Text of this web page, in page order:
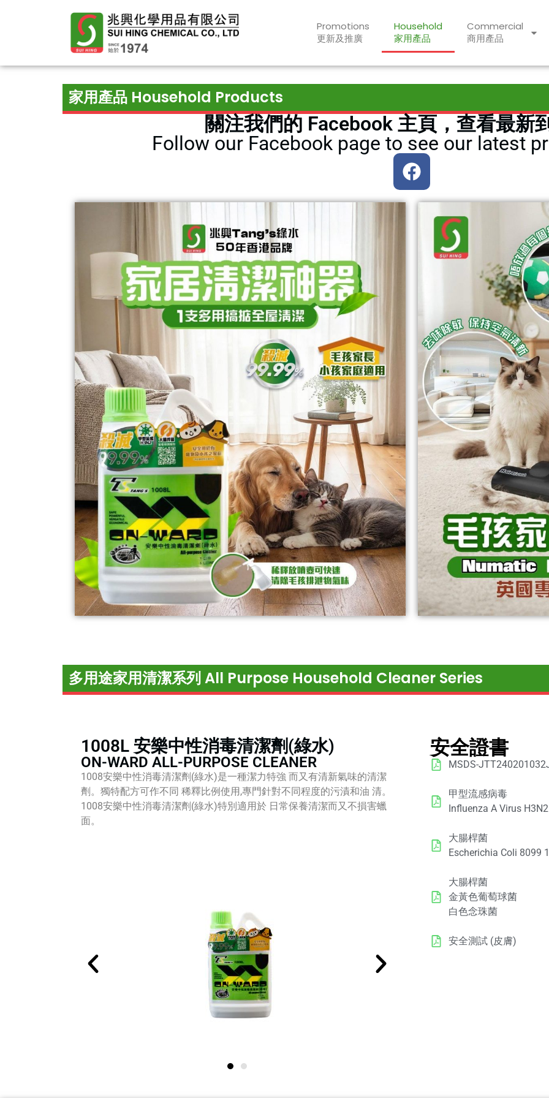
Promotions
更新及推廣
Household
家用產品
Commercial
商用產品
家用產品 Household Products
關注我們的 Facebook 主頁，查看最新
Follow our Facebook page to see our latest
多用途家用清潔系列 All Purpose Household Cleaner Series
1008L 安樂中性消毒清潔劑(綠水)
ON-WARD ALL-PURPOSE CLEANER
1008安樂中性消毒清潔劑(綠水)是一種潔力特強 而又有清新氣味的清潔
劑。獨特配方可作不同 稀釋比例使用,專門針對不同程度的污漬和油 清。
1008安樂中性消毒清潔劑(綠水)特別適用於 日常保養清潔而又不損害蠟
面。
安全證書
MSDS-
甲型流感病毒
Influenza A Virus H3N2
大腸桿菌
Escherichia Coli 8099
大腸桿菌
金黃色葡萄球菌
白色念珠菌
安全測試 (皮膚)